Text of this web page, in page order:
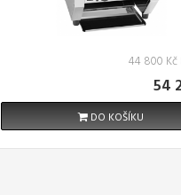
44 800 Kč
54
DO KOŠÍKU